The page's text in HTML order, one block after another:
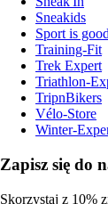
Sneakids
Sport is good
Training-Fit
Trek Expert
Triathlon-
TripnBikers
Vélo-Store
Winter-
Zapisz się do
Skorzystaj z 10%